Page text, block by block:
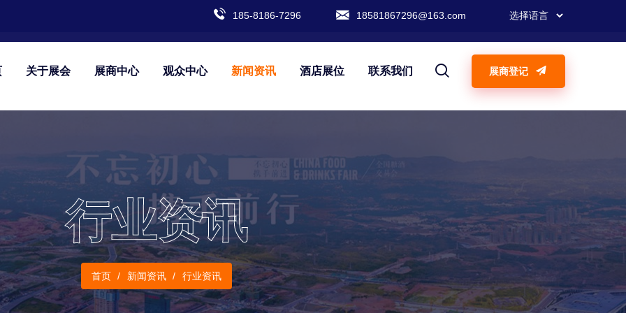
185-8186-7296 18581867296@163.com
关于展会 展商中心 观众中心 新闻资讯 酒店展位 联系我们 展商登记
行业资讯
首页 新闻资讯 行业资讯